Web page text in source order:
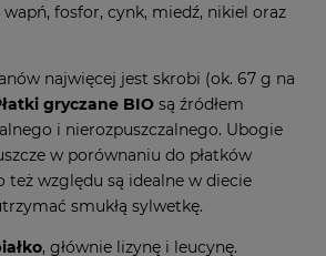
wapń, fosfor, cynk, miedź, nikiel oraz
najwięcej jest skrobi (ok. 67 g na
gryczane BIO są źródłem
i nierozpuszczalnego. Ubogie
w porównaniu do płatków
też względu są idealne w diecie
smukłą sylwetkę.
, głównie lizynę i leucynę.